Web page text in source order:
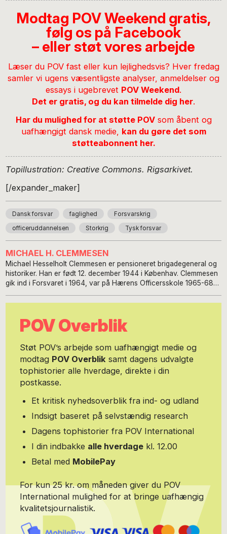
Modtag POV Weekend gratis,
følg os på Facebook
– eller støt vores arbejde
Læser du POV fast eller kun lejlighedsvis? Hver fredag
samler vi ugens væsentligste analyser, anmeldelser og
essays i ugebrevet POV Weekend.
Det er gratis, og du kan tilmelde dig her.
Har du mulighed for at støtte POVsom åbent og
uafhængigt dansk medie, kan du gøre det som
støtteabonnent her.
Topillustration: Creative Commons. Rigsarkivet.
[/expander_maker]
Dansk forsvar faglighed Forsvarskrig
officeruddannelsen Storkrig Tysk forsvar
MICHAEL H. CLEMMESEN
Michael Hesselholt Clemmesen er pensioneret brigadegeneral og
historiker. Han er født 12. december 1944 i Københav. Clemmesen
gik ind i Forsvaret i 1964, var på Hærens Officersskole 1965-68
1979 som generalstabsofficer. Han gik på pension som
historiker fra Københavns Universitet i 1981. I de sidste ti år af sin
tjeneste arbejdede han som udsendt med dansk og international
for ledelsen af det baltiske forsvarsakademi. I 2005 blev han
ansat i Forsvarsakademiets Center for Militærhistorie, hvor han
har forsket i og nyskrevet dansk militærhistorie. Han stoppede
som seniorforsker i 2016. Michael H. Clemmesen var medlem af
Forsvarskommissionen af 1988 og deltager ofte i den offentlige
debat om udenrigs- og sikkerhedspolitik samt om forsvaret og i
bogen 'Den lange vej mod 9. april' om dansk forsvarspolitik i
mellemkrigstiden. I 1999 blev han Kommandør af Dannebrog. Han
bærer også Hæderstegnet for god tjeneste ved Hæren,
Trestjerneordenen samt en lang række udenlandske medaljer og
hædersbevisninger.
POV Overblik
Støt POV’s arbejde som uafhængigt medie og
modtag POV Overblik samt dagens udvalgte
tophistorier alle hverdage, direkte i din
postkasse.
Et kritisk nyhedsoverblik fra ind- og udland
Indsigt baseret på selvstændig research
Dagens tophistorier fra POV International
I din indbakke alle hverdage kl. 12.00
Betal med MobilePay
For kun 25 kr. om måneden giver du POV
International mulighed for at bringe uafhængig
kvalitetsjournalistik.